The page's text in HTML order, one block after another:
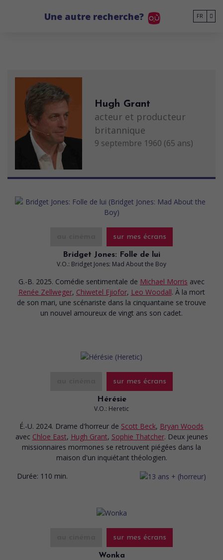
Une autre recherche? FR
Hugh Grant
acteur et producteur
britannique
9 septembre 1960 (65 ans)
sur mes écrans
Bridget Jones: Folle de lui
V.O.: Bridget Jones: Mad About the Boy
G.-B. 2025. Comédie sentimentale de Michael Morris avec
Renée Zellweger, Chiwetel Ejiofor, Leo Woodall. À la mort
de son mari, une scénariste dans la cinquantaine se trouve
un nouvel amoureux de vingt ans son cadet.
sur mes écrans
Hérésie
V.O.: Heretic
É.-U. 2024. Drame d'horreur de Scott Beck, Bryan Woods
avec Chloe East, Hugh Grant, Sophie Thatcher. Deux jeunes
missionnaires mormones se retrouvent piégées dans la
maison d'un inquiétant théologien.
Durée: 110 min.
sur mes écrans
Wonka